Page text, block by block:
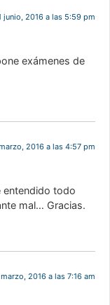
junio, 2016 a las 5:59 pm
exámenes de
2016 a las 4:57 pm
entendido todo
mal… Gracias.
2016 a las 7:16 am